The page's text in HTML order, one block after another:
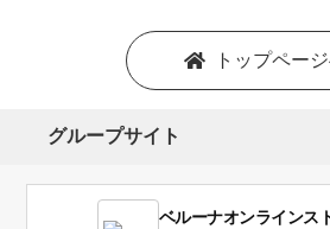
トップペー
グループサイト
ベルーナオンラインス